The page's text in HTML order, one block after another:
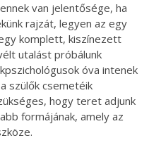
van jelentősége, ha
rajzát, legyen az egy
komplett, kiszínezett
utalást próbálunk
óva intenek
szülők csemetéik
hogy teret adjunk
formájának, amely az